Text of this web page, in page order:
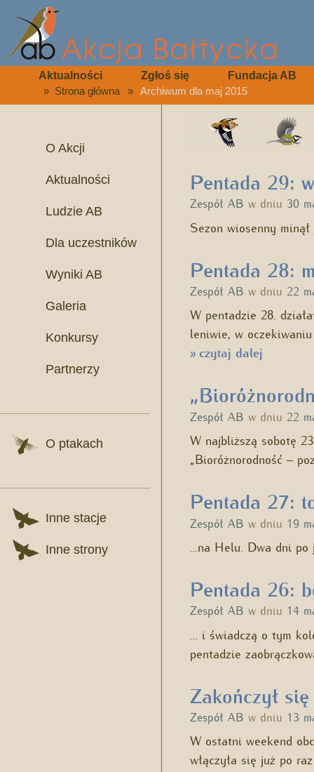
Aktualności Zgłoś się Fundacja AB
» Strona główna » Archiwum dla maj 2015
O Akcji
Aktualności
Ludzie AB
Dla uczestników
Wyniki AB
Galeria
Konkursy
Partnerzy
O ptakach
Inne stacje
Inne strony
Pentada 29:
Zespół AB w dniu 30
Sezon wiosenny
Pentada 28:
Zespół AB w dniu 22
W pentadzie 28.
leniwie, w
»czytaj dalej
Zespół AB w dniu 22
W najbliższą sobotę
„Bioróżnorodność –
Pentada 27:
Zespół AB w dniu 19
…na Helu. Dwa dni
Pentada 26:
Zespół AB w dniu 14
… i świadczą o tym
pentadzie
Zakończył
Zespół AB w dniu 13
W ostatni weekend
włączyła się już po